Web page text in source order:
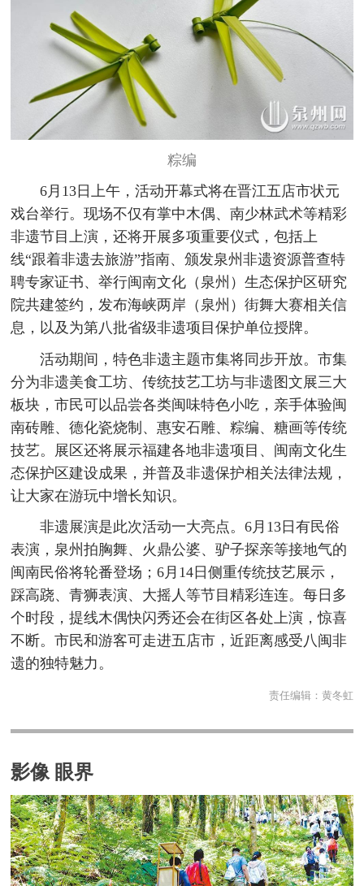
粽编
6月13日上午，活动开幕式将在晋江五店市状元
戏台举行。现场不仅有掌中木偶、南少林武术等精彩
非遗节目上演，还将开展多项重要仪式，包括上
线“跟着非遗去旅游”指南、颁发泉州非遗资源普查特
聘专家证书、举行闽南文化（泉州）生态保护区研究
院共建签约，发布海峡两岸（泉州）街舞大赛相关信
息，以及为第八批省级非遗项目保护单位授牌。
活动期间，特色非遗主题市集将同步开放。市集
分为非遗美食工坊、传统技艺工坊与非遗图文展三大
板块，市民可以品尝各类闽味特色小吃，亲手体验闽
南砖雕、德化瓷烧制、惠安石雕、粽编、糖画等传统
技艺。展区还将展示福建各地非遗项目、闽南文化生
态保护区建设成果，并普及非遗保护相关法律法规，
让大家在游玩中增长知识。
非遗展演是此次活动一大亮点。6月13日有民俗
表演，泉州拍胸舞、火鼎公婆、驴子探亲等接地气的
闽南民俗将轮番登场；6月14日侧重传统技艺展示，
踩高跷、青狮表演、大摇人等节目精彩连连。每日多
个时段，提线木偶快闪秀还会在街区各处上演，惊喜
不断。市民和游客可走进五店市，近距离感受八闽非
遗的独特魅力。
责任编辑： 黄冬虹
影像 眼界